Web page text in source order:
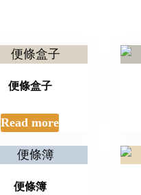
便條盒子
Read more
便條簿